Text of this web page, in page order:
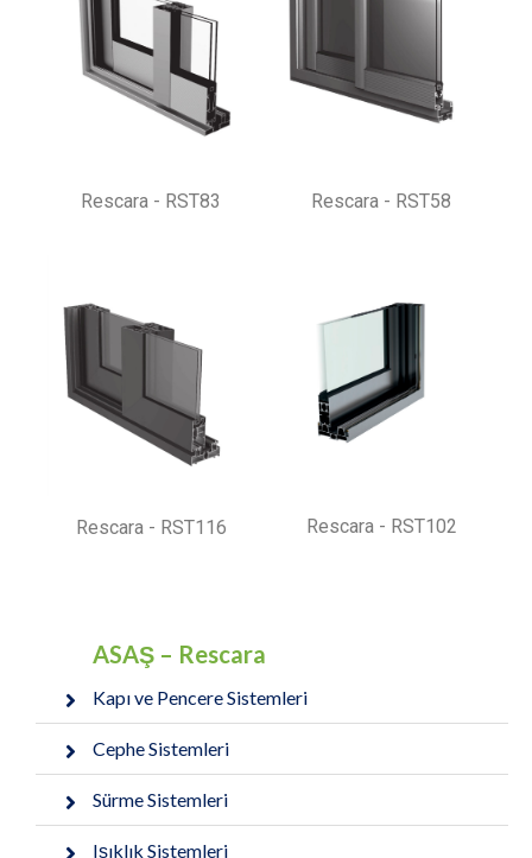
ASAŞ – Rescara
Kapı ve Pencere Sistemleri
Cephe Sistemleri
Sürme Sistemleri
Işıklık Sistemleri
Rescara - RST83
Rescara - RST116
Rescara - RST58
Rescara - RST102